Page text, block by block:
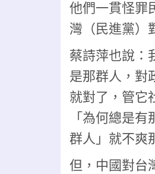
他們一貫怪罪
灣（民進黨）
蔡詩萍也說：
是那群人，對
就對了，管它
「為何總是
群人」就不爽
但，中國對台